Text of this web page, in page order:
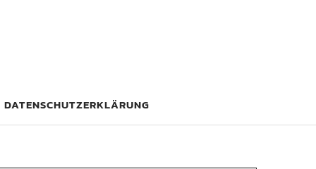
DATENSCHUTZERKLÄRUNG